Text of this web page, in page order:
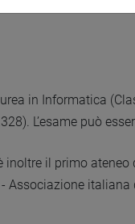
in Informatica
L’esame può
inoltre il primo
Associazione